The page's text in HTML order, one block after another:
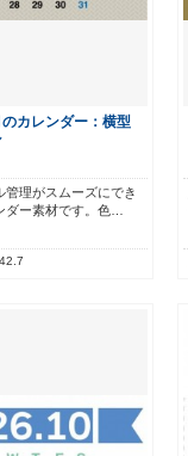
カレンダー：横型
管理がスムーズにでき
ダー素材です。色…
42.7